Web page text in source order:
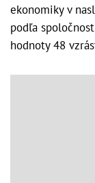
ekonomiky v
podľa
hodnoty 48